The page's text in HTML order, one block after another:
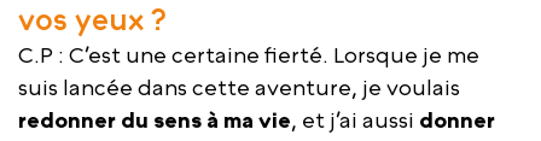
vos yeux ?
C.P : C’est une certaine fierté. Lorsque je me
suis lancée dans cette aventure, je voulais
redonner du sens à ma vie, et j’ai aussi donner